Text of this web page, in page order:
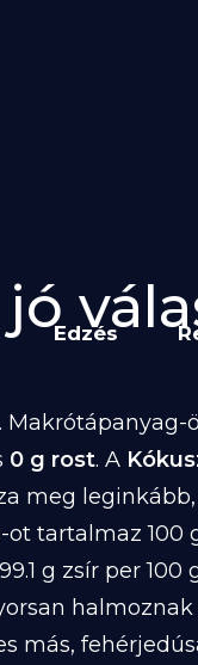
Edzés
0 g rost. A
meg
-ot tartalmaz 100
g zsír per 100
más,